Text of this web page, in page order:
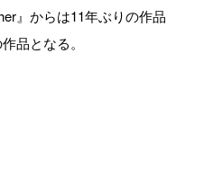
』からは11年ぶりの作品
品となる。